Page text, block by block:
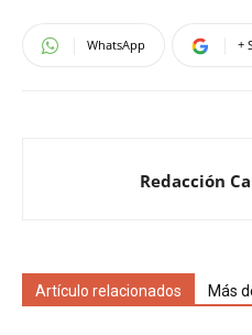
WhatsApp +
Redacción
Artículo relacionados Más